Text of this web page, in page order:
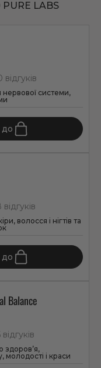
LABS
відгуків
системи,
відгуків
волосся і нігтів та
Balance
відгуків
здоров’я,
молодості і краси